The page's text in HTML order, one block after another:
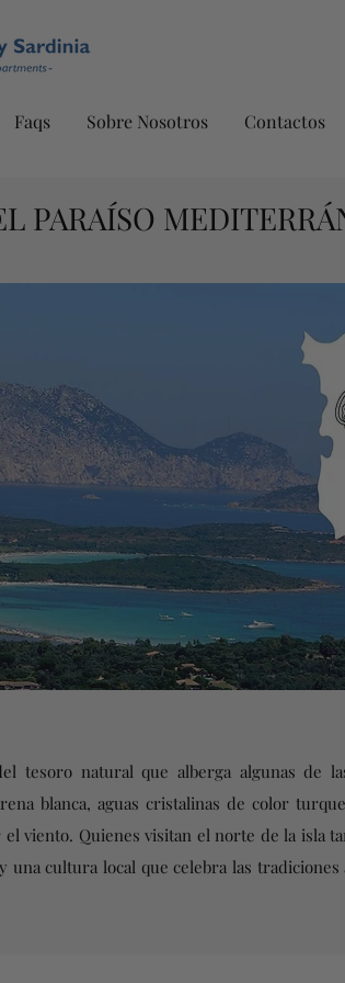
Faqs Sobre Nosotros Contactos
PARAÍSO
natural que alberga algunas de
blanca, aguas cristalinas de color
viento. Quienes visitan el norte de la isla
cultura local que celebra las tradiciones